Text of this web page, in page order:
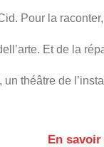
Pour la
Et de la
théâtre de
En